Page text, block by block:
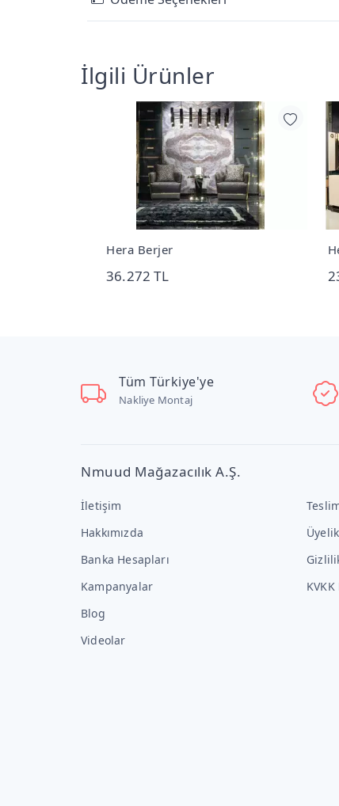
İlgili Ürünler
Hera Berjer
36.272 TL
Tüm Türkiye'ye
Nakliye Montaj
Nmuud Mağazacılık A.Ş.
İletişim
Hakkımızda
Banka Hesapları
Kampanyalar
Blog
Videolar